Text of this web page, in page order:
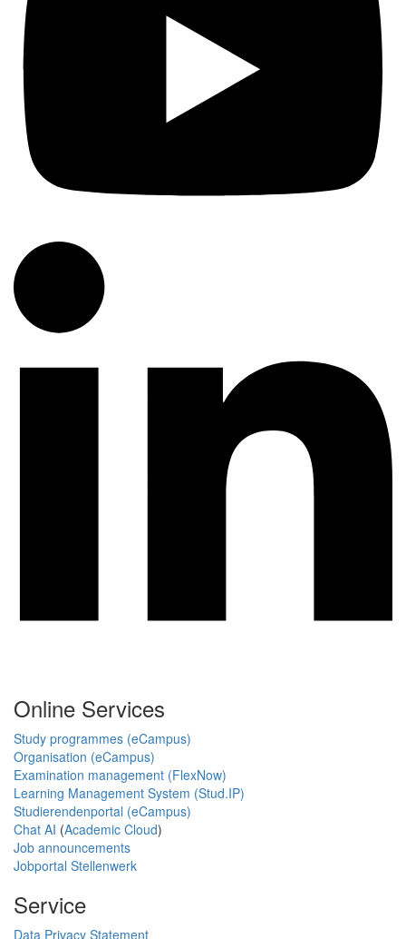
Online Services
Study programmes (eCampus)
Organisation (eCampus)
Examination management (FlexNow)
Learning Management System (Stud.IP)
Studierendenportal (eCampus)
Chat AI (Academic Cloud)
Job announcements
Jobportal Stellenwerk
Service
Data Privacy Statement